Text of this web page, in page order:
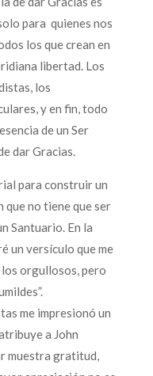
para quienes nos
los que crean en
libertad. Los
los
y en fin, todo
de un Ser
dar Gracias.
para construir un
que no tiene que ser
Santuario. En la
un versículo que me
los orgullosos, pero
me impresionó un
a John
muestra gratitud,